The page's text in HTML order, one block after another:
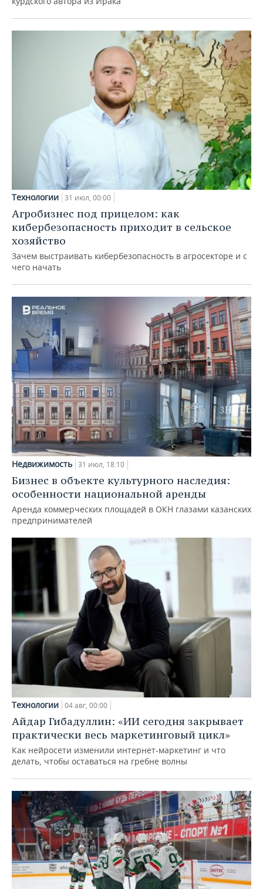
Технологии 31 июл, 00:00
Агробизнес под прицелом: как
кибербезопасность приходит в сельское
хозяйство
Зачем выстраивать кибербезопасность в агросекторе и с
чего начать
Недвижимость 31 июл, 18:10
Бизнес в объекте культурного наследия:
особенности национальной аренды
Аренда коммерческих площадей в ОКН глазами казанских
предпринимателей
Технологии 04 авг, 00:00
Айдар Гибадуллин: «ИИ сегодня закрывает
практически весь маркетинговый цикл»
Как нейросети изменили интернет-маркетинг и что
делать, чтобы оставаться на гребне волны